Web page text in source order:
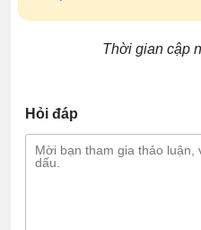
Thời gian cập
Hỏi đáp